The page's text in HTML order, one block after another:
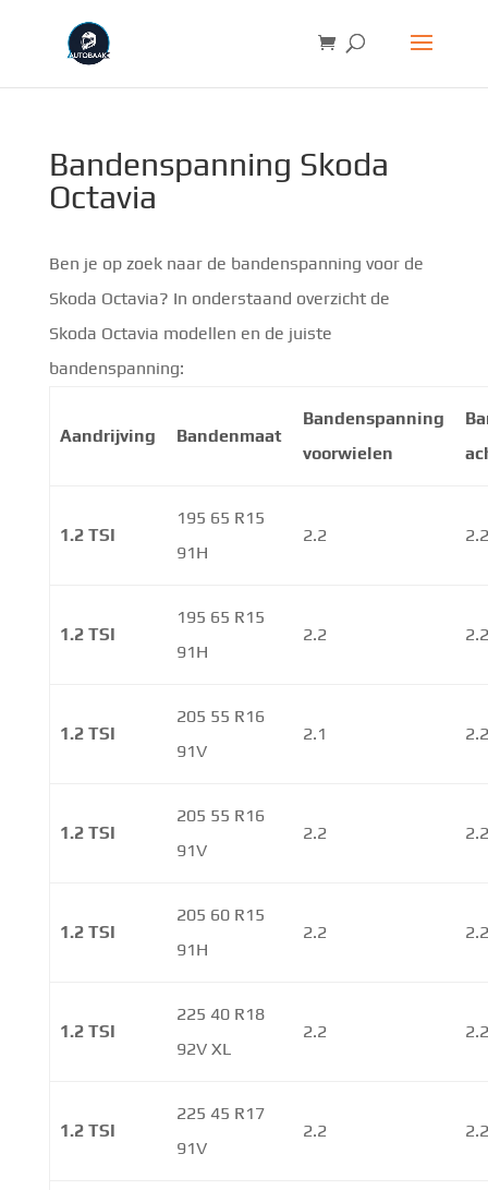
Bandenspanning Skoda
Octavia
Ben je op zoek naar de bandenspanning voor de
Skoda Octavia? In onderstaand overzicht de
Skoda Octavia modellen en de juiste
bandenspanning:
Aandrijving Bandenmaat
Bandenspanning
voorwielen
1.2 TSI
195 65 R15
91H
2.2
1.2 TSI
195 65 R15
91H
2.2
1.2 TSI
205 55 R16
91V
2.1
1.2 TSI
205 55 R16
91V
2.2
1.2 TSI
205 60 R15
91H
2.2
1.2 TSI
225 40 R18
92V XL
2.2
1.2 TSI
225 45 R17
91V
2.2